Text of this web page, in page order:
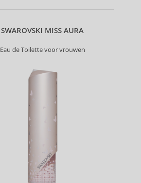
SWAROVSKI MISS AURA
Eau de Toilette voor vrouwen